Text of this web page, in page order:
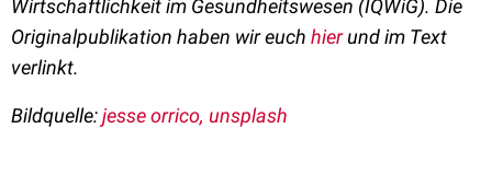
Wirtschaftlichkeit im Gesundheitswesen (IQWiG). Die
Originalpublikation haben wir euch hierund im Text
verlinkt.
Bildquelle:jesse orrico, unsplash